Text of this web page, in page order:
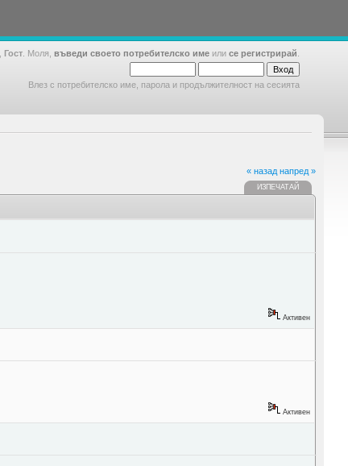
Гост . Моля, въведи своето потребителско име или се регистрирай
Влез с потребителско име, парола и продължителност на сесията
« назад напред »
ИЗПЕЧАТАЙ
Активен
Активен